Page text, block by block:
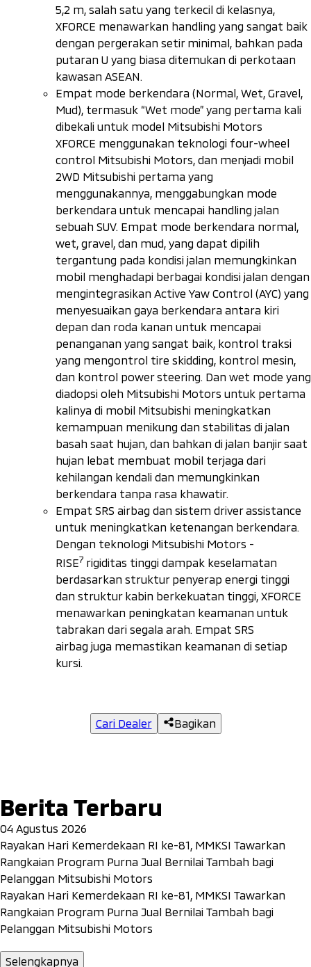
5,2 m, salah satu yang terkecil di kelasnya,
XFORCE menawarkan handling yang sangat baik
dengan pergerakan setir minimal, bahkan pada
putaran U yang biasa ditemukan di perkotaan
kawasan ASEAN.
Empat mode berkendara (Normal, Wet, Gravel,
Mud), termasuk “Wet mode” yang pertama kali
dibekali untuk model Mitsubishi Motors
XFORCE menggunakan teknologi four-wheel
control Mitsubishi Motors, dan menjadi mobil
2WD Mitsubishi pertama yang
menggunakannya, menggabungkan mode
berkendara untuk mencapai handling jalan
sebuah SUV. Empat mode berkendara normal,
wet gravel , dan mud , yang dapat dipilih
tergantung pada kondisi jalan memungkinkan
mobil menghadapi berbagai kondisi jalan dengan
mengintegrasikan Active Yaw Control (AYC) yang
menyesuaikan gaya berkendara antara kiri
depan dan roda kanan untuk mencapai
penanganan yang sangat baik, kontrol traksi
yang mengontrol tire skidding , kontrol mesin,
dan kontrol power steering . Dan wet mode yang
diadopsi oleh Mitsubishi Motors untuk pertama
kalinya di mobil Mitsubishi meningkatkan
kemampuan menikung dan stabilitas di jalan
basah saat hujan, dan bahkan di jalan banjir saat
hujan lebat membuat mobil terjaga dari
kehilangan kendali dan memungkinkan
berkendara tanpa rasa khawatir.
Empat SRS airbag dan sistem driver assistance
untuk meningkatkan ketenangan berkendara.
Dengan teknologi Mitsubishi Motors -
RISE7 rigiditas tinggi dampak keselamatan
berdasarkan struktur penyerap energi tinggi
dan struktur kabin berkekuatan tinggi, XFORCE
menawarkan peningkatan keamanan untuk
tabrakan dari segala arah. Empat SRS
airbag juga memastikan keamanan di setiap
kursi.
Cari Dealer Bagikan
Berita Terbaru
04 Agustus 2026
Rayakan Hari Kemerdekaan RI ke-81, MMKSI Tawarkan
Rangkaian Program Purna Jual Bernilai Tambah bagi
Pelanggan Mitsubishi Motors
Rayakan Hari Kemerdekaan RI ke-81, MMKSI Tawarkan
Rangkaian Program Purna Jual Bernilai Tambah bagi
Pelanggan Mitsubishi Motors
Selengkapnya